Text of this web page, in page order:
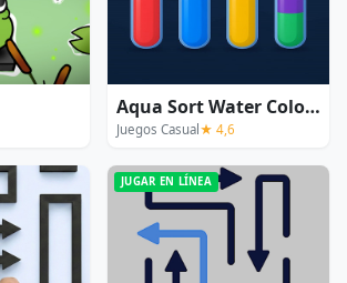
Aqua Sort Water Color Puzzle
Juegos Casual ★ 4,6
JUGAR EN LÍNEA